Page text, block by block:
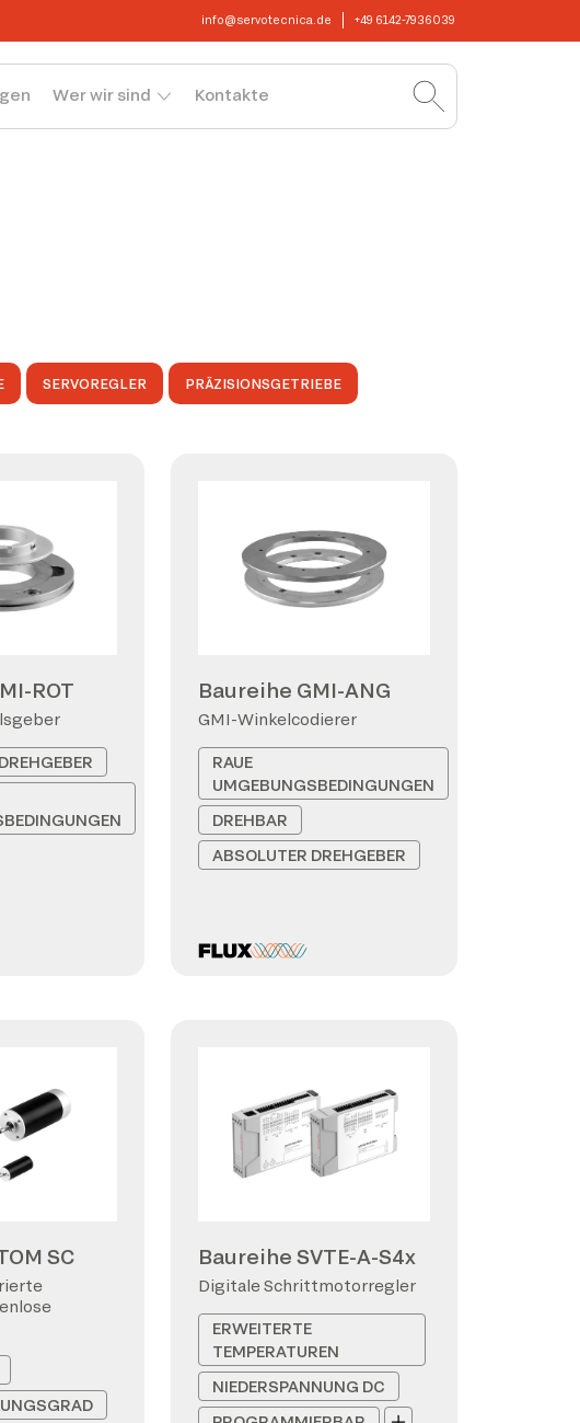
info@servotecnica.de +49 6142-7936039
Wer wir sind Kontakte
SERVOREGLER PRÄZISIONSGETRIEBE
ROT Baureihe GMI-ANG
GMI-Winkelcodierer
RAUE
UMGEBUNGSBEDINGUNGEN
DREHBAR
ABSOLUTER DREHGEBER
SC Baureihe SVTE-A-S4x
Digitale Schrittmotorregler
ERWEITERTE
TEMPERATUREN
NIEDERSPANNUNG DC